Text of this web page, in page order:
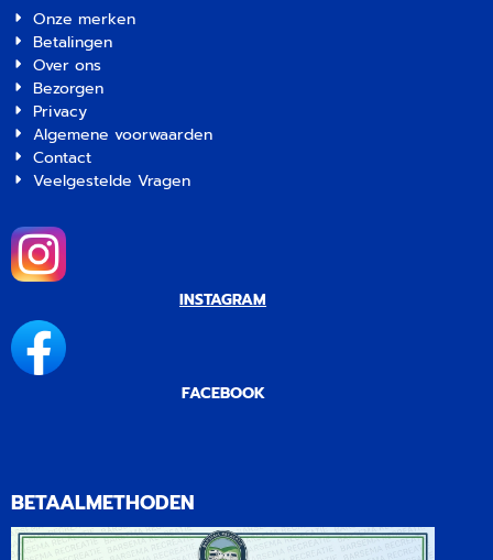
Onze merken
Betalingen
Over ons
Bezorgen
Privacy
Algemene voorwaarden
Contact
Veelgestelde Vragen
INSTAGRAM
FACEBOOK
BETAALMETHODEN